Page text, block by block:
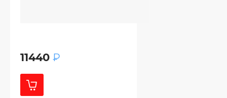
11440 ₽